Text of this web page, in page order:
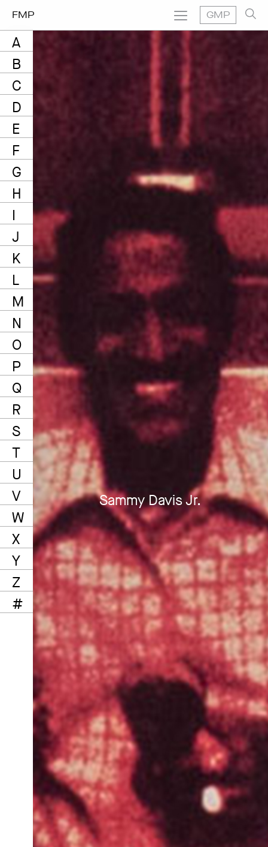
FMP GMP
A
B
C
D
E
F
G
H
I
J
K
L
M
N
O
P
Q
R
S
T
U
V
W
X
Y
Z
#
Sammy Davis Jr.